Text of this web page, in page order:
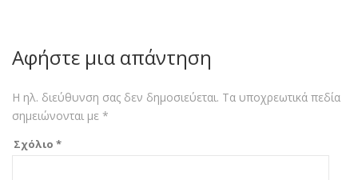
Αφήστε μια απάντηση
Η ηλ. διεύθυνση σας δεν δημοσιεύεται. Τα υποχρεωτικά πεδία
σημειώνονται με *
Σχόλιο *